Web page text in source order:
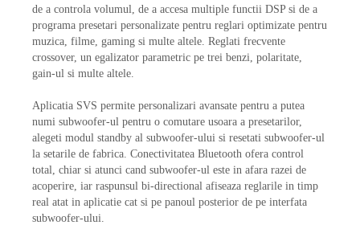
de a controla volumul, de a accesa multiple functii DSP si de a
programa presetari personalizate pentru reglari optimizate pentru
muzica, filme, gaming si multe altele. Reglati frecvente
crossover, un egalizator parametric pe trei benzi, polaritate,
gain-ul si multe altele.
Aplicatia SVS permite personalizari avansate pentru a putea
numi subwoofer-ul pentru o comutare usoara a presetarilor,
alegeti modul standby al subwoofer-ului si resetati subwoofer-ul
la setarile de fabrica. Conectivitatea Bluetooth ofera control
total, chiar si atunci cand subwoofer-ul este in afara razei de
acoperire, iar raspunsul bi-directional afiseaza reglarile in timp
real atat in aplicatie cat si pe panoul posterior de pe interfata
subwoofer-ului.